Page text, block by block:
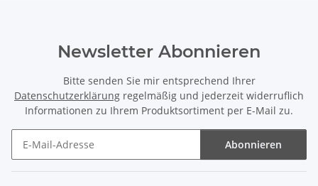
Newsletter Abonnieren
Bitte senden Sie mir entsprechend Ihrer
Datenschutzerklärung regelmäßig und jederzeit widerruflich
Informationen zu Ihrem Produktsortiment per E-Mail zu.
Abonnieren